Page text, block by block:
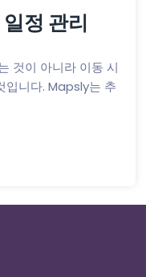
정 관리
것이 아니라 이동 시
입니다. Mapsly는 추